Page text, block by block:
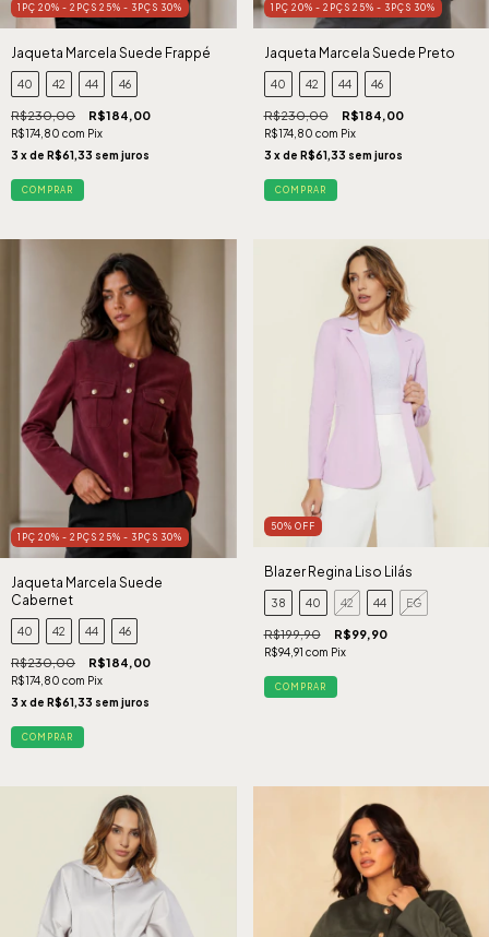
1PÇ 20% - 2PÇS 25% - 3PÇS 30%
Jaqueta Marcela Suede Frappé
40 42 44 46
R$230,00 R$184,00
R$174,80 com Pix
3 x de R$61,33 sem juros
COMPRAR
1PÇ 20% - 2PÇS 25% - 3PÇS 30%
Jaqueta Marcela Suede Preto
40 42 44 46
R$230,00 R$184,00
R$174,80 com Pix
3 x de R$61,33 sem juros
COMPRAR
1PÇ 20% - 2PÇS 25% - 3PÇS 30%
Jaqueta Marcela Suede
Cabernet
40 42 44 46
R$230,00 R$184,00
R$174,80 com Pix
3 x de R$61,33 sem juros
COMPRAR
50% OFF
Blazer Regina Liso Lilás
38 40 42 44 EG
R$199,90 R$99,90
R$94,91 com Pix
COMPRAR